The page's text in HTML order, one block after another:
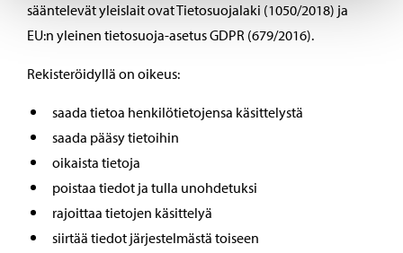
sääntelevät yleislait ovat Tietosuojalaki (1050/2018) ja
EU:n yleinen tietosuoja-asetus GDPR (679/2016).
Rekisteröidyllä on oikeus:
saada tietoa henkilötietojensa käsittelystä
saada pääsy tietoihin
oikaista tietoja
poistaa tiedot ja tulla unohdetuksi
rajoittaa tietojen käsittelyä
siirtää tiedot järjestelmästä toiseen